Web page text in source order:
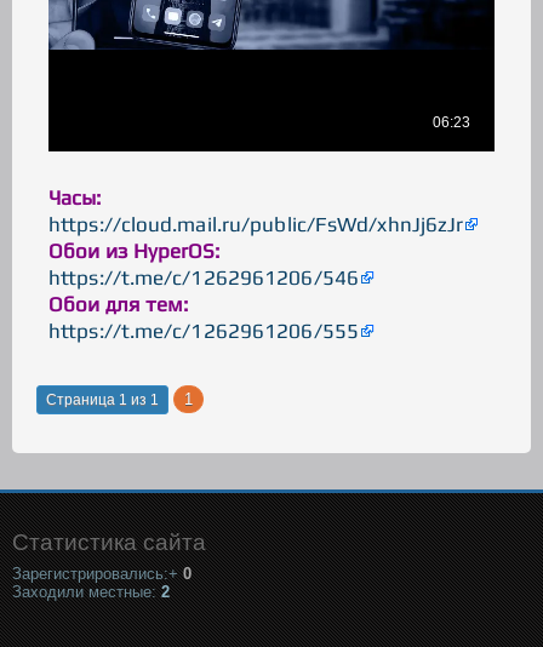
Часы:
https://cloud.mail.ru/public/FsWd/xhnJj6zJr
Обои из HyperOS:
https://t.me/c/1262961206/546
Обои для тем:
https://t.me/c/1262961206/555
Страница 1 из 1 1
Статистика сайта
Зарегистрировались:+ 0
Заходили местные: 2